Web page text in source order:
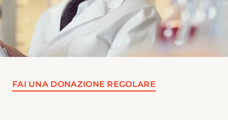
FAI UNA DONAZIONE REGOLARE